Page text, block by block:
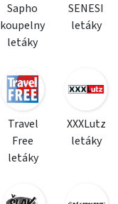
Sapho
koupelny
letáky
SENESI
letáky
Travel
Free
letáky
XXXLutz
letáky